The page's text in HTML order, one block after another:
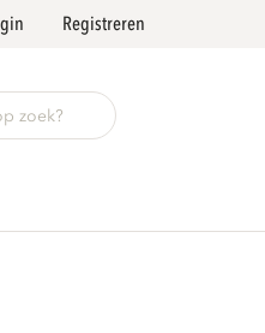
Registreren